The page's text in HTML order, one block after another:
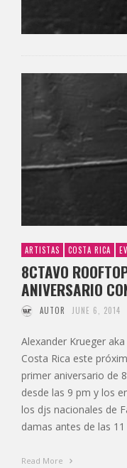
ARTISTAS COSTA RICA
8CTAVO
ANIVERSARIO
AUTOR JUNE 6, 2014
Alexander Krueger
Costa Rica este
primer aniversario de
desde las 9 pm y los
los djs nacionales de
damas antes de las
Read More